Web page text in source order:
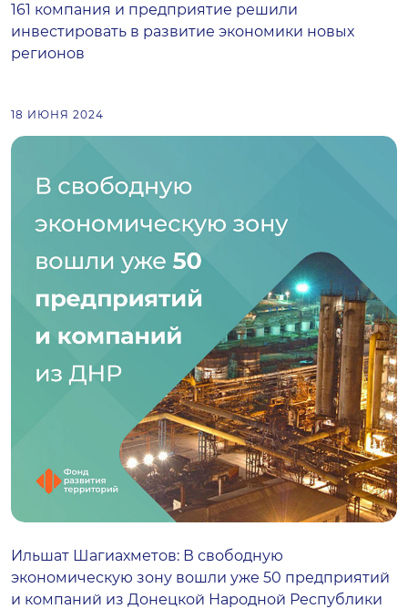
161 компания и предприятие решили
инвестировать в развитие экономики новых
регионов
18 ИЮНЯ 2024
Ильшат Шагиахметов: В свободную
экономическую зону вошли уже 50 предприятий
и компаний из Донецкой Народной Республики